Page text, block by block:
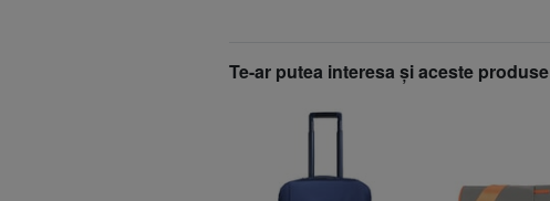
Te-ar putea interesa şi aceste produse